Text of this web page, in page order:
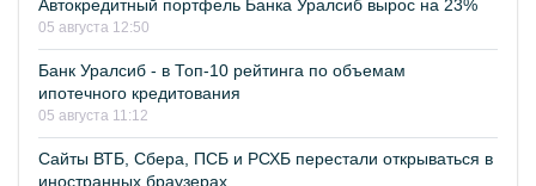
Автокредитный портфель Банка Уралсиб вырос на 23%
05 августа 12:50
Банк Уралсиб - в Топ-10 рейтинга по объемам
ипотечного кредитования
05 августа 11:12
Сайты ВТБ, Сбера, ПСБ и РСХБ перестали открываться в
иностранных браузерах